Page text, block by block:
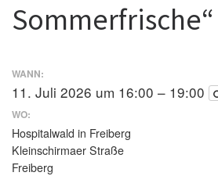
Sommerfrische“
WANN:
11. Juli 2026 um 16:00 – 19:00
WO:
Hospitalwald in Freiberg
Kleinschirmaer Straße
Freiberg